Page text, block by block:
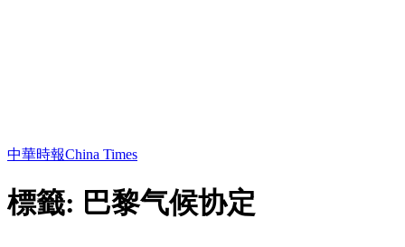
中華時報China Times
標籤: 巴黎气候协定